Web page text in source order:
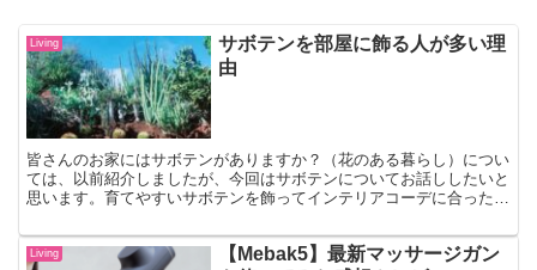
Living
サボテンを部屋に飾る人が多い理
由
皆さんのお家にはサボテンがありますか？（花のある暮らし）につい
ては、以前紹介しましたが、今回はサボテンについてお話ししたいと
思います。育てやすいサボテンを飾ってインテリアコーデに合った植
水についてもご紹介していきます。
Living
【Mebak5】最新マッサージガン